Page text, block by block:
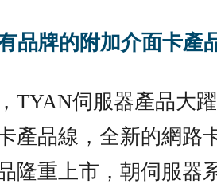
品牌的附加介面卡產
TYAN伺服器產品大
產品線，全新的網路
隆重上市，朝伺服器